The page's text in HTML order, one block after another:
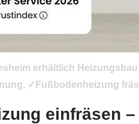
erhältlich
✓Fußbodenheizung
einfräsen